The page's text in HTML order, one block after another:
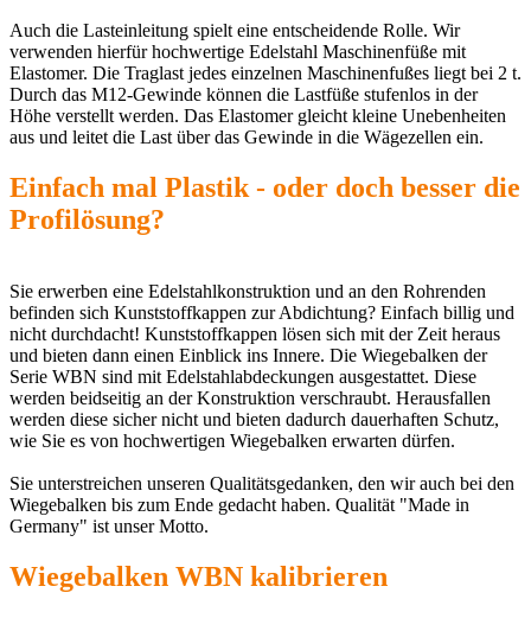
Auch die Lasteinleitung spielt eine entscheidende Rolle. Wir
verwenden hierfür hochwertige Edelstahl Maschinenfüße mit
Elastomer. Die Traglast jedes einzelnen Maschinenfußes liegt bei 2 t.
Durch das M12-Gewinde können die Lastfüße stufenlos in der
Höhe verstellt werden. Das Elastomer gleicht kleine Unebenheiten
aus und leitet die Last über das Gewinde in die Wägezellen ein.
Einfach mal Plastik - oder doch besser die
Profilösung?
Sie erwerben eine Edelstahlkonstruktion und an den Rohrenden
befinden sich Kunststoffkappen zur Abdichtung? Einfach billig und
nicht durchdacht! Kunststoffkappen lösen sich mit der Zeit heraus
und bieten dann einen Einblick ins Innere. Die Wiegebalken der
Serie WBN sind mit Edelstahlabdeckungen ausgestattet. Diese
werden beidseitig an der Konstruktion verschraubt. Herausfallen
werden diese sicher nicht und bieten dadurch dauerhaften Schutz,
wie Sie es von hochwertigen Wiegebalken erwarten dürfen.
Sie unterstreichen unseren Qualitätsgedanken, den wir auch bei den
Wiegebalken bis zum Ende gedacht haben. Qualität "Made in
Germany" ist unser Motto.
Wiegebalken WBN kalibrieren